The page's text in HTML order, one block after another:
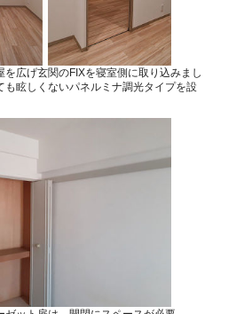
を広げ玄関のFIXを寝室側に取り込みまし
も眩しくないパネルミナ調光タイプを設